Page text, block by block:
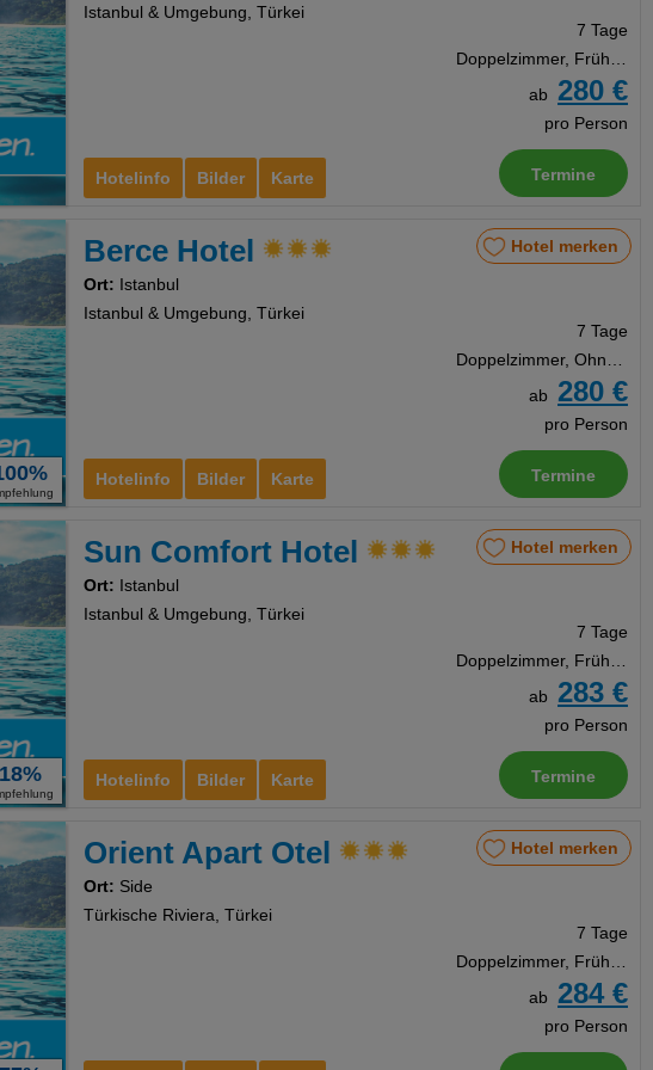
Hotelinfo Bilder Karte
Istanbul & Umgebung, Türkei
7 Tage
Doppelzimmer, Frühstück
ab
280 €
pro Person
Termine
Hotelinfo Bilder Karte
Berce Hotel
Ort: Istanbul
Istanbul & Umgebung, Türkei
Hotel merken
7 Tage
Doppelzimmer, Ohne Verpflegung
ab
280 €
pro Person
Termine
18% Hotelinfo Bilder Karte
Sun Comfort Hotel
Ort: Istanbul
Istanbul & Umgebung, Türkei
Hotel merken
7 Tage
Doppelzimmer, Frühstück
ab
283 €
pro Person
Termine
Orient Apart Otel
Ort: Side
Türkische Riviera, Türkei
Hotel merken
7 Tage
Doppelzimmer, Frühstück
ab
284 €
pro Person